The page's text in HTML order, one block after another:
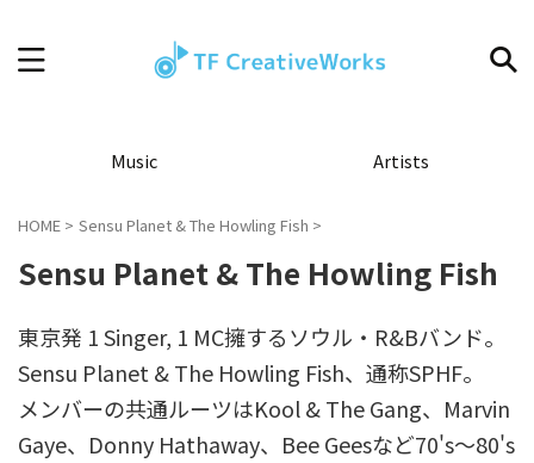
Music Artists
HOME > Sensu Planet & The Howling Fish >
Sensu Planet & The Howling Fish
東京発 1 Singer, 1 MC擁するソウル・R&Bバンド。
Sensu Planet & The Howling Fish、通称SPHF。
メンバーの共通ルーツはKool & The Gang、Marvin
Gaye、Donny Hathaway、Bee Geesなど70's～80's